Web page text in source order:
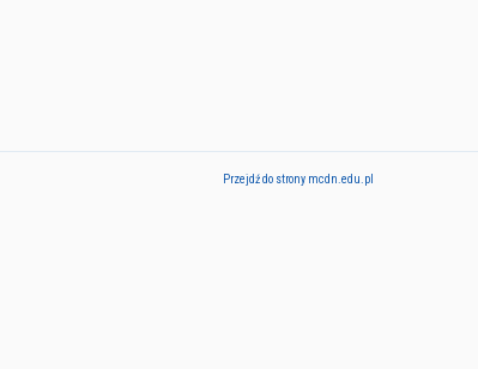
Przejdź do strony mcdn.edu.pl